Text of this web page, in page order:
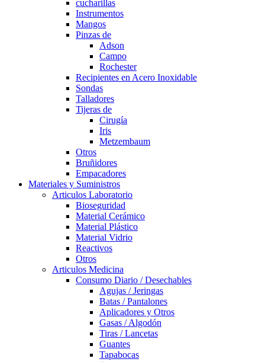
cucharillas
Instrumentos
Mangos
Pinzas de
Adson
Campo
Rochester
Recipientes en Acero Inoxidable
Sondas
Talladores
Tijeras de
Cirugía
Iris
Metzembaum
Otros
Bruñidores
Empacadores
Materiales y Suministros
Articulos Laboratorio
Bioseguridad
Material Cerámico
Material Plástico
Material Vidrio
Reactivos
Otros
Articulos Medicina
Consumo Diario / Desechables
Agujas / Jeringas
Batas / Pantalones
Aplicadores y Otros
Gasas / Algodón
Tiras / Lancetas
Guantes
Tapabocas